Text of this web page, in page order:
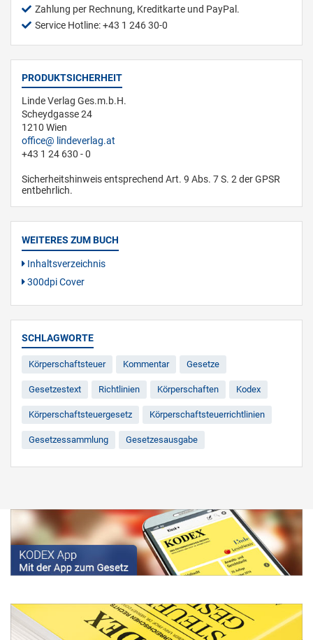
Zahlung per Rechnung, Kreditkarte und PayPal.
Service Hotline: +43 1 246 30-0
PRODUKTSICHERHEIT
Linde Verlag Ges.m.b.H.
Scheydgasse 24
1210 Wien
office
lindeverlag.at
+43 1 24 630 - 0
Sicherheitshinweis entsprechend Art. 9 Abs. 7 S. 2 der GPSR
entbehrlich.
WEITERES ZUM BUCH
Inhaltsverzeichnis
300dpi Cover
SCHLAGWORTE
Körperschaftsteuer Kommentar Gesetze
Gesetzestext Richtlinien Körperschaften Kodex
Körperschaftsteuergesetz Körperschaftsteuerrichtlinien
Gesetzessammlung Gesetzesausgabe